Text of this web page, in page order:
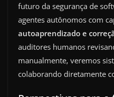
futuro da segurança de
agentes autônomos com
autoaprendizado e
auditores humanos
manualmente, veremos
colaborando diretamente